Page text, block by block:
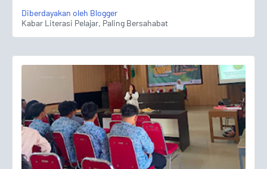
Diberdayakan oleh Blogger
Kabar Literasi Pelajar, Paling Bersahabat